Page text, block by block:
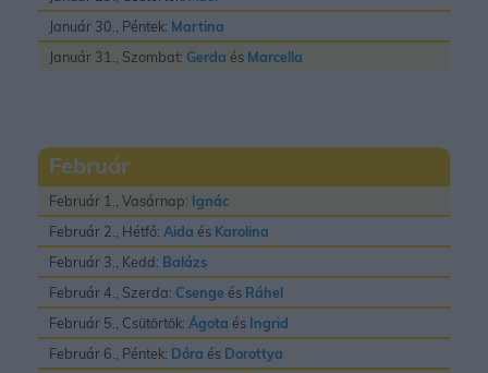
Január 30., Péntek: Martina
Január 31., Szombat: Gerda és Marcella
Február
Február 1., Vasárnap: Ignác
Február 2., Hétfő: Aida és Karolina
Február 3., Kedd: Balázs
Február 4., Szerda: Csenge és Ráhel
Február 5., Csütörtök: Ágota és Ingrid
Február 6., Péntek: Dóra és Dorottya